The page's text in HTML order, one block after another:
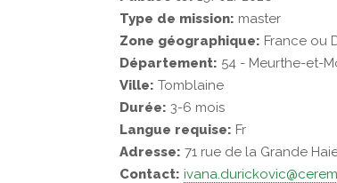
Type de mission: master
Zone géographique: France ou
Département: 54 - Meurthe-et-
Ville: Tomblaine
Durée: 3-6 mois
Langue requise: Fr
Adresse: 71 rue de la Grande
Contact: